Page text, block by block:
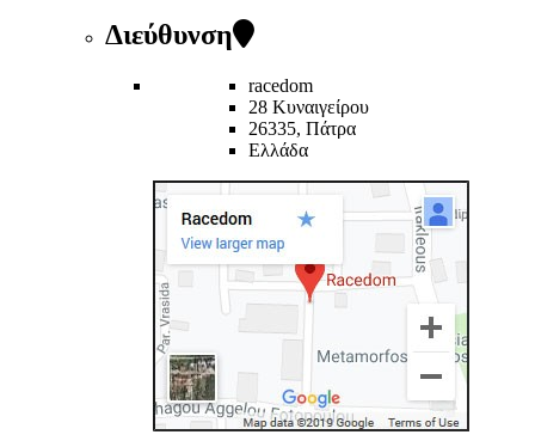
Διεύθυνση
racedom
28 Κυναιγείρου
26335, Πάτρα
Ελλάδα